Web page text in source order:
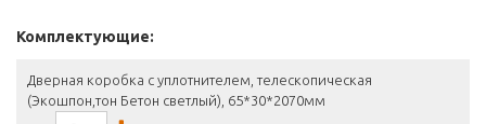
Комплектующие:
Дверная коробка с уплотнителем, телескопическая
(Экошпон,тон Бетон светлый), 65*30*2070мм